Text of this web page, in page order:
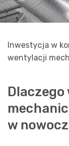
Inwestycja w
wentylacji
w